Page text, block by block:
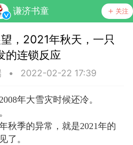
谦济书童 关注
的中医人！
，2021年秋天，一只
的连锁反应
• 2022-02-22 17:39
年大雪灾时候还冷。
秋季的异常，就是2021年的
了。